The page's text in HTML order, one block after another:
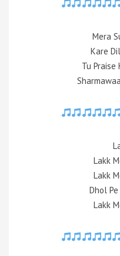
Mera
Kare
Tu Praise
Lakk
Lakk
Dhol
Lakk